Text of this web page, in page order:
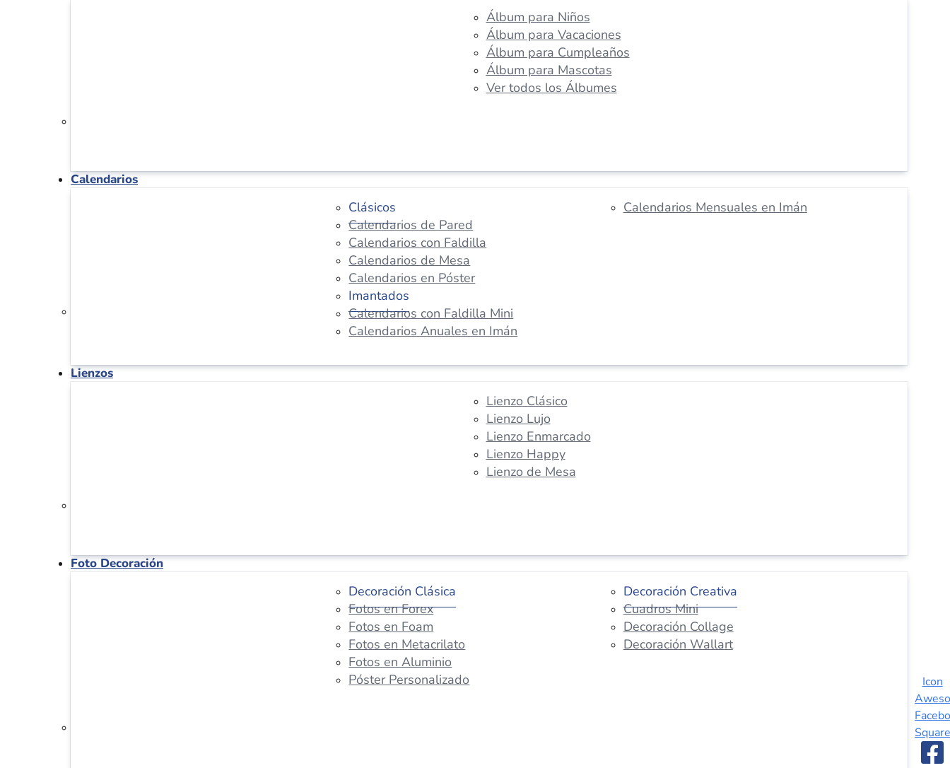
Álbum para Niños
Álbum para Vacaciones
Álbum para Cumpleaños
Álbum para Mascotas
Ver todos los Álbumes
Calendarios
Clásicos
Calendarios de Pared
Calendarios con Faldilla
Calendarios de Mesa
Calendarios en Póster
Imantados
Calendarios con Faldilla Mini
Calendarios Anuales en Imán
Calendarios Mensuales en Imán
Lienzos
Lienzo Clásico
Lienzo Lujo
Lienzo Enmarcado
Lienzo Happy
Lienzo de Mesa
Foto Decoración
Decoración Clásica
Fotos en Forex
Fotos en Foam
Fotos en Metacrilato
Fotos en Aluminio
Póster Personalizado
Decoración Creativa
Cuadros Mini
Decoración Collage
Decoración Wallart
Icon
Square